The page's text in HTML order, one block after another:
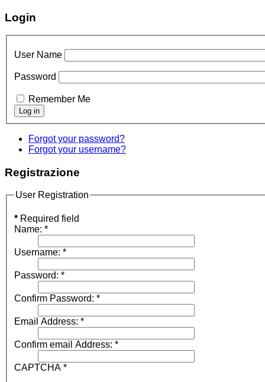
Login
User Name
Password
Remember Me
Forgot your password?
Forgot your username?
Registrazione
User Registration
* Required field
Name: *
Username: *
Password: *
Confirm Password: *
Email Address: *
Confirm email Address: *
CAPTCHA *